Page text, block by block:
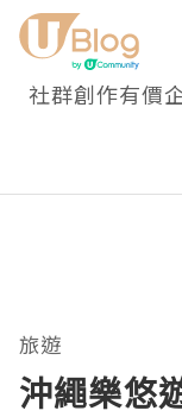
社群創作有價
旅遊
沖繩樂悠